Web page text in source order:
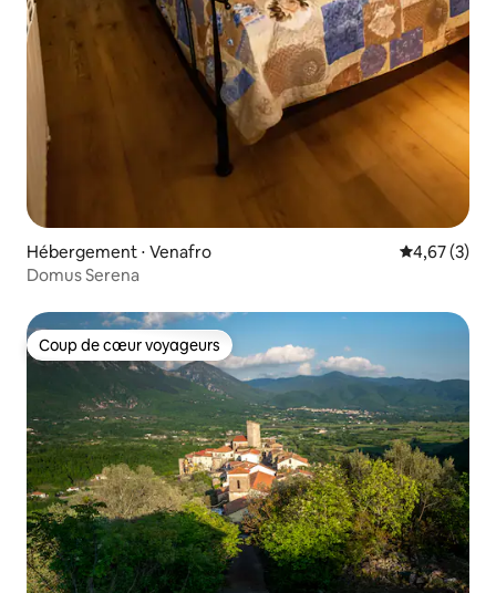
Hébergement ⋅ Venafro Évaluation
4,67 (3)
Domus Serena
Coup de cœur voyageurs
Coup de cœur voyageurs